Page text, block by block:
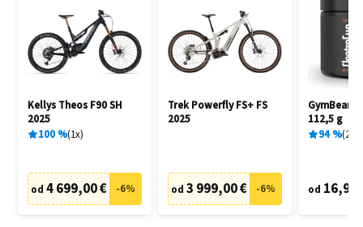
Kellys Theos F90 SH
2025
100% 1x
od 4 699,00 € -6%
Trek Powerfly FS+ FS
2025
od 3 999,00 € -6%
GymBeam
112,5 g
94% 2
od 16,90